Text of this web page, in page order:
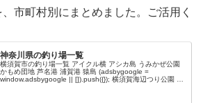
市町村別にまとめました。ご活用く
神奈川県の釣り場一覧
横須賀市の釣り場一覧 アイクル横 アシカ島 うみかぜ公園
かもめ団地 芦名港 浦賀港 猿島 (adsbygoogle =
window.adsbygoogle || []).push({}); 横須賀海辺つり公園 横